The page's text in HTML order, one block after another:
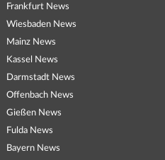
Frankfurt News
Wiesbaden News
Mainz News
Kassel News
Darmstadt News
Offenbach News
Gießen News
Fulda News
Bayern News